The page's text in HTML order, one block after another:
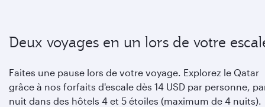
Deux voyages en un lors de votre
Faites une pause lors de votre voyage. Explorez le Qatar
grâce à nos forfaits d'escale dès 14 USD par personne,
nuit dans des hôtels 4 et 5 étoiles (maximum de 4 nuits).